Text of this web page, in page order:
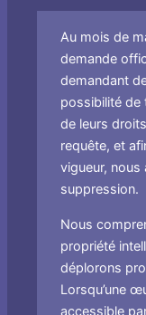
Au mois de
demande
demandant
possibilité de
de leurs
requête, et
vigueur, nous
suppression.
Nous
propriété
déplorons
Lorsqu’une
accessible